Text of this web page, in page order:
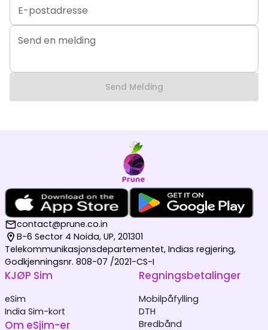
E-postadresse
Send en melding
Send Melding
contact@prune.co.in
B-6 Sector 4 Noida, UP, 201301
Telekommunikasjonsdepartementet, Indias regjering,
Godkjenningsnr. 808-07 /2021-CS-I
KJØP Sim
eSim
India Sim-kort
Om eSjim-er
Regningsbetalinger
Mobilpåfylling
DTH
Bredbånd